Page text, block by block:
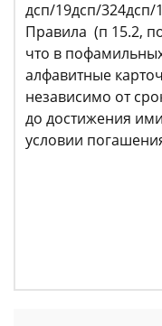
дсп/19дсп/324дсп/
Правила (п 15.2,
что в
алфавитные
независимо от
до достижения
условии